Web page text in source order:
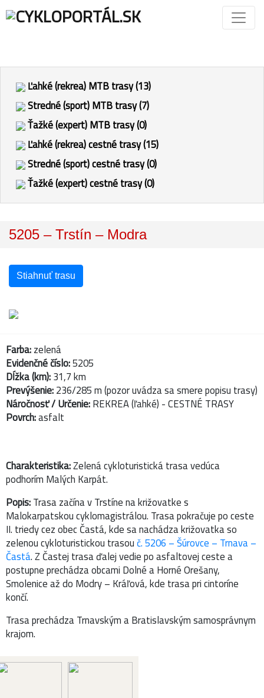
Ľahké (rekrea) MTB trasy (13)
Stredné (sport) MTB trasy (7)
Ťažké (expert) MTB trasy (0)
Ľahké (rekrea) cestné trasy (15)
Stredné (sport) cestné trasy (0)
Ťažké (expert) cestné trasy (0)
5205 – Trstín – Modra
Stiahnuť trasu
Farba:zelená
Evidenčné číslo:5205
Dĺžka (km):31,7 km
Prevýšenie:236/285 m (pozor uvádza sa smere popisu trasy)
Náročnosť / Určenie:REKREA (ľahké) - CESTNÉ TRASY
Povrch:asfalt
Charakteristika:Zelená cykloturistická trasa vedúca
podhorím Malých Karpát.
Popis:Trasa začína v Trstíne na križovatke s
Malokarpatskou cyklomagistrálou. Trasa pokračuje po ceste
II. triedy cez obec Častá, kde sa nachádza križovatka so
zelenou cykloturistickou trasouč. 5206 – Šúrovce – Trnava –
Častá. Z Častej trasa ďalej vedie po asfaltovej ceste a
postupne prechádza obcami Dolné a Horné Orešany,
Smolenice až do Modry – Kráľová, kde trasa pri cintoríne
končí.
Trasa prechádza Trnavským a Bratislavským samosprávnym
krajom.